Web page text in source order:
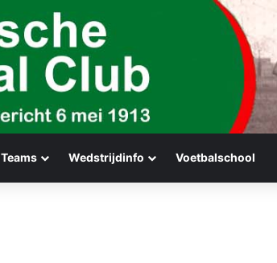
Teams Wedstrijdinfo Voetbalschool